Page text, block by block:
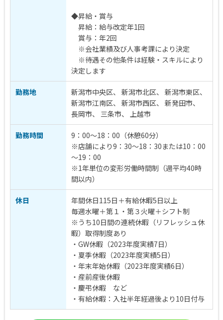
◆昇給・賞与
昇給：給与改定年1回
賞与：年2回
※会社業績及び人事考課により決定
※待遇その他条件は経験・スキルにより
決定します
勤務地
新潟市中央区、 新潟市北区、 新潟市東区、
新潟市江南区、 新潟市西区、 新発田市、
長岡市、 三条市、 上越市
勤務時間
9：00～18：00（休憩60分）
※店舗により9：30～18：30または10：00
～19：00
※1年単位の変形労働時間制（週平均40時
間以内）
休日
年間休日115日＋有給休暇5日以上
毎週水曜＋第１・第３火曜＋シフト制
※うち10日間の連続休暇（リフレッシュ休
暇）取得制度あり
・GW休暇（2023年度実績7日）
・夏季休暇（2023年度実績5日）
・年末年始休暇（2023年度実績6日）
・産前産後休暇
・慶弔休暇 など
・有給休暇：入社半年経過後より10日付与